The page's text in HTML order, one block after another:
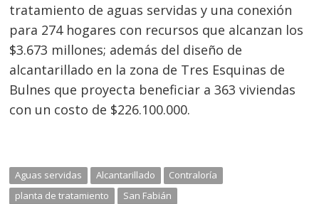
tratamiento de aguas servidas y una conexión
para 274 hogares con recursos que alcanzan los
$3.673 millones; además del diseño de
alcantarillado en la zona de Tres Esquinas de
Bulnes que proyecta beneficiar a 363 viviendas
con un costo de $226.100.000.
Aguas servidas Alcantarillado
Contraloría
planta de tratamiento
San Fabián